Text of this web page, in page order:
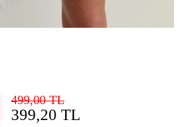
499,00 TL
399,20 TL